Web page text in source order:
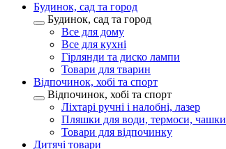
Будинок, сад та город
Будинок, сад та город
Все для дому
Все для кухні
Гірлянди та диско лампи
Товари для тварин
Відпочинок, хобі та спорт
Відпочинок, хобі та спорт
Ліхтарі ручні і налобні, лазер
Пляшки для води, термоси, чашки
Товари для відпочинку
Дитячі товари